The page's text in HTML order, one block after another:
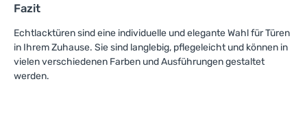
Fazit
Echtlacktüren sind eine individuelle und elegante Wahl für Türen
in Ihrem Zuhause. Sie sind langlebig, pflegeleicht und können in
vielen verschiedenen Farben und Ausführungen gestaltet
werden.